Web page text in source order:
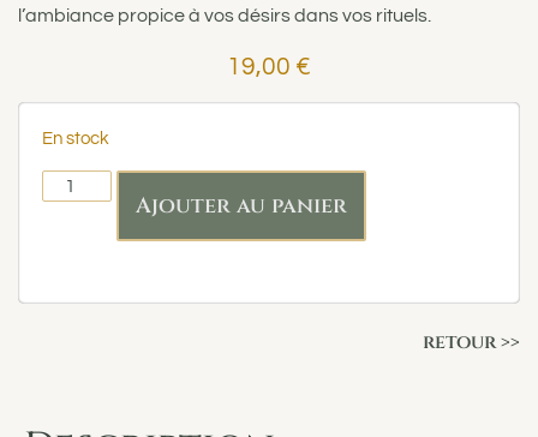
l’ambiance propice à vos désirs dans vos rituels.
19,00 €
En stock
Ajouter au panier
retour >>